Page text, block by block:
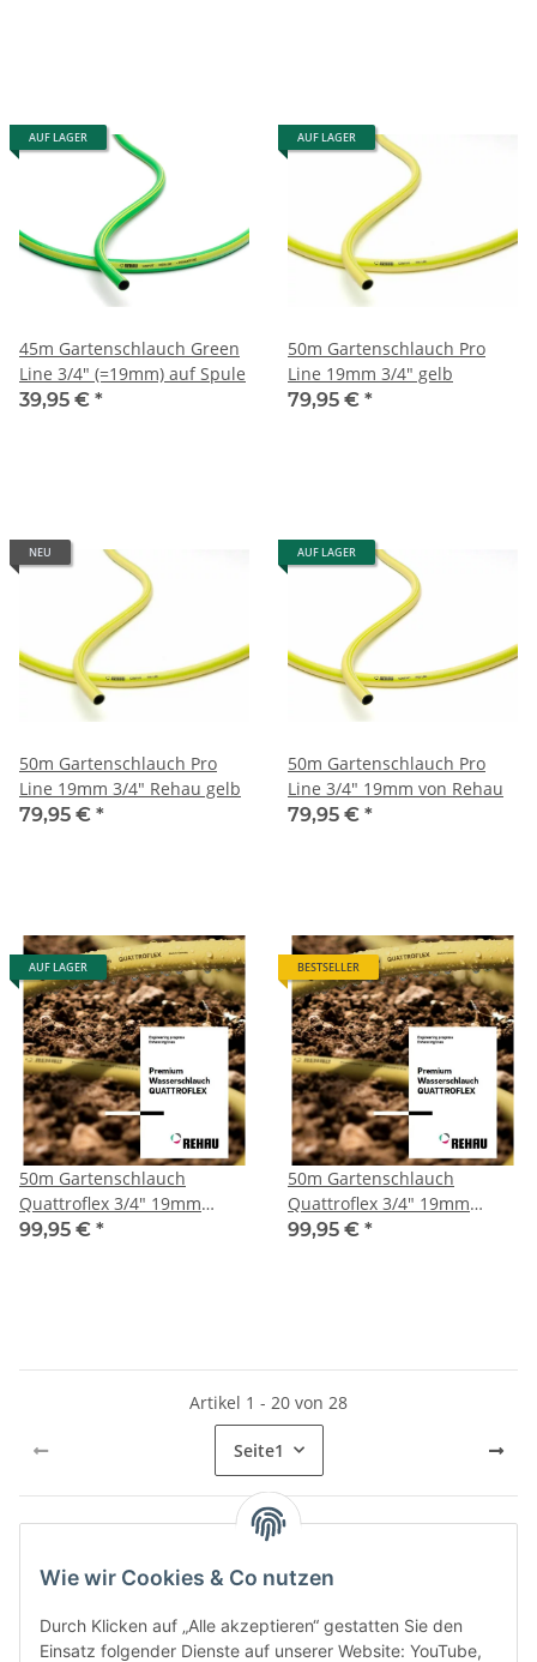
Wie wir Cookies & Co nutzen
Durch Klicken auf „Alle akzeptieren“ gestatten Sie den
Einsatz folgender Dienste auf unserer Website: YouTube,
AUF LAGER
45m Gartenschlauch Green
Line 3/4" (=19mm) auf Spule
39,95 € *
AUF LAGER
50m Gartenschlauch Pro
Line 19mm 3/4" gelb
79,95 € *
NEU
50m Gartenschlauch Pro
Line 19mm 3/4" Rehau gelb
79,95 € *
AUF LAGER
50m Gartenschlauch Pro
Line 3/4" 19mm von Rehau
79,95 € *
AUF LAGER
50m Gartenschlauch
Quattroflex 3/4" 19mm
Rehau
99,95 € *
BESTSELLER
50m Gartenschlauch
Quattroflex 3/4" 19mm
Turboflex Rehau
99,95 € *
Artikel 1 - 20 von 28
Seite1
Kategorien